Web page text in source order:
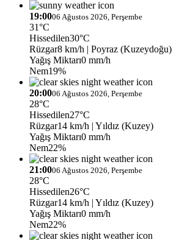
19:0006 Ağustos 2026, Perşembe
31°C
Hissedilen30°C
Rüzgar8 km/h | Poyraz (Kuzeydoğu)
Yağış Miktarı0 mm/h
Nem19%
20:0006 Ağustos 2026, Perşembe
28°C
Hissedilen27°C
Rüzgar14 km/h | Yıldız (Kuzey)
Yağış Miktarı0 mm/h
Nem22%
21:0006 Ağustos 2026, Perşembe
28°C
Hissedilen26°C
Rüzgar14 km/h | Yıldız (Kuzey)
Yağış Miktarı0 mm/h
Nem22%